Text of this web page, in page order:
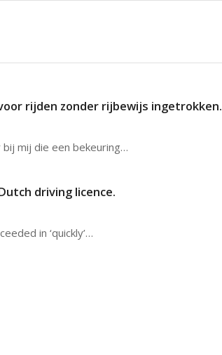
rijden zonder rijbewijs ingetrokken.
mij die een bekeuring…
driving licence.
in ‘quickly’…